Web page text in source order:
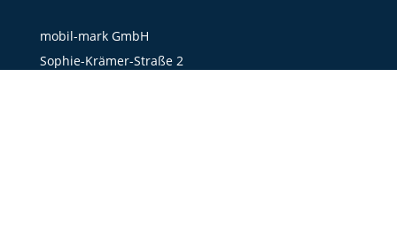
mobil-mark GmbH
Sophie-Krämer-Straße 2